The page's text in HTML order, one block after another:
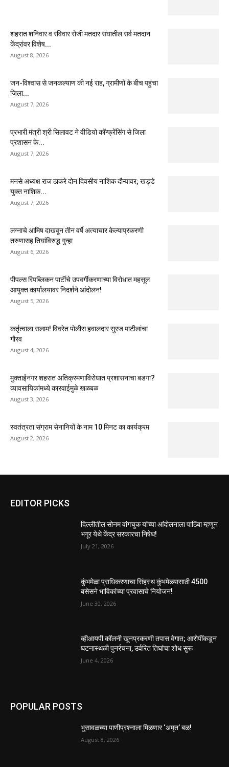
शहरात शनिवार व रविवार रोजी मतदार संघातील सर्व मतदान
केंद्रांवर विशेष...
August 8, 2026
जन-विश्वास से जनकल्याण की नई राह, ग्रामीणों के बीच पहुंचा
जिला...
August 7, 2026
प्रभारी मंत्री श्री सिलावट ने वीडियो कॉन्फ्रेंसिंग से जिला
प्रशासन के...
August 7, 2026
मनसे अध्यक्ष राज ठाकरे दोन दिवसीय नाशिक दौऱ्यावर; खड्डे
युक्त नाशिक...
August 7, 2026
लग्नाचे आमिष दाखवून तीन वर्षे अत्याचार केल्याप्रकरणी
तरुणासह तिघांविरुद्ध गुन्हा
August 6, 2026
पीपल्स रिपब्लिकन पार्टीचे उपवर्गीकरणाच्या विरोधात महसूल
आयुक्त कार्यालयावर निदर्शने आंदोलन!
August 5, 2026
कर्तृत्वाला सलाम! विवरेत पोलीस हवालदार सुरज पाटीलांचा
गौरव
August 4, 2026
मुक्ताईनगर शहरात अतिक्रमणाविरोधात प्रशासनाचा बडगा?
व्यावसायिकांमध्ये कारवाईमुळे खळबळ
August 3, 2026
स्वतंत्रता संग्राम सेनानियों के नाम 10 मिनट का कार्यक्रम
August 2, 2026
EDITOR PICKS
दिल्लीतील सोनम वांगचुक यांच्या आंदोलनाला पाठिंबा म्हणून
भगूर येथे केंद्र सरकारचा निषेध!
July 21, 2026
कुंभमेळा प्राधिकरणाचा सिंहस्थ कुंभमेळ्यासाठी 4500
बसेसने भाविकांच्या प्रवासाचे नियोजन!
June 30, 2026
व्हीआयपी कॉलनी खूनप्रकरणी तपास वेगात; आरोपींकडून
घटनास्थळी पुनर्रचना, उर्वरित तिघांचा शोध सुरू
June 4, 2026
POPULAR POSTS
भुसावळच्या पाणीप्रश्नाला मिळणार ‘अमृत’ बळ!
August 8, 2026